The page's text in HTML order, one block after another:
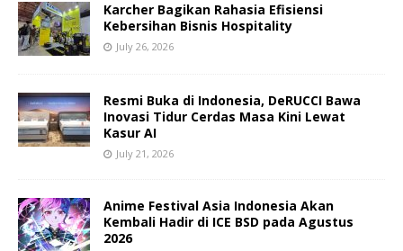
Karcher Bagikan Rahasia Efisiensi
Kebersihan Bisnis Hospitality
July 26, 2026
Resmi Buka di Indonesia, DeRUCCI Bawa
Inovasi Tidur Cerdas Masa Kini Lewat
Kasur AI
July 21, 2026
Anime Festival Asia Indonesia Akan
Kembali Hadir di ICE BSD pada Agustus
2026